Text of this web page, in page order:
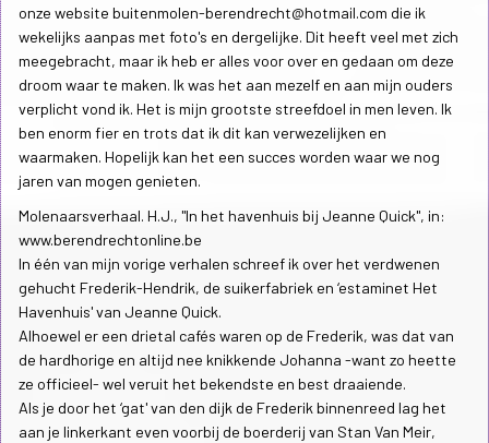
onze website buitenmolen-berendrecht@hotmail.com die ik
wekelijks aanpas met foto's en dergelijke. Dit heeft veel met zich
meegebracht, maar ik heb er alles voor over en gedaan om deze
droom waar te maken. Ik was het aan mezelf en aan mijn ouders
verplicht vond ik. Het is mijn grootste streefdoel in men leven. Ik
ben enorm fier en trots dat ik dit kan verwezelijken en
waarmaken. Hopelijk kan het een succes worden waar we nog
jaren van mogen genieten.
Molenaarsverhaal. H.J., "In het havenhuis bij Jeanne Quick", in:
www.berendrechtonline.be
In één van mijn vorige verhalen schreef ik over het verdwenen
gehucht Frederik-Hendrik, de suikerfabriek en ‘estaminet Het
Havenhuis' van Jeanne Quick.
Alhoewel er een drietal cafés waren op de Frederik, was dat van
de hardhorige en altijd nee knikkende Johanna -want zo heette
ze officieel- wel veruit het bekendste en best draaiende.
Als je door het ‘gat' van den dijk de Frederik binnenreed lag het
aan je linkerkant even voorbij de boerderij van Stan Van Meir,